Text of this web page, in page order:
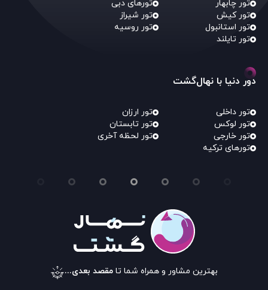
تور چابهار
تورهای دبی
تور کیش
تور شیراز
تور استانبول
تور روسیه
تور تایلند
دور دنیا با نهال‌گشت
تور داخلی
تور ارزان
تور لوکس
تور تابستان
تور خارجی
تور لحظه آخری
تورهای ترکیه
بهترین مشاور و همراه شما تا مقصد بعدی...